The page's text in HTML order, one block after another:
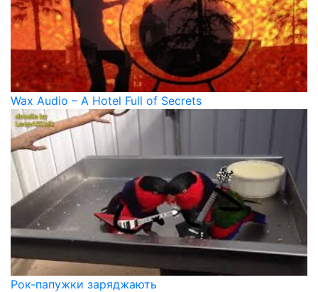
Wax Audio – A Hotel Full of Secrets
Рок-папужки заряджають